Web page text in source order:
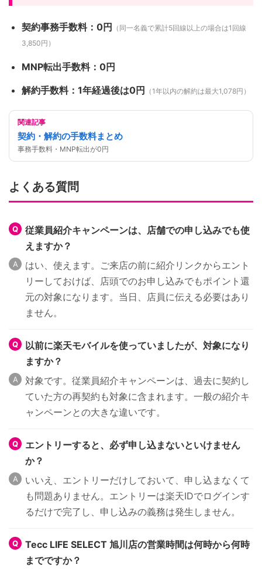
契約事務手数料：0円
（同一名義で累計5回線以上の場合は1回線
3,850円）
MNP転出手数料：0円
解約手数料：1年経過後は0円
（1年以内の解約は最大1,078円）
関連記事
契約・解約の手数料まとめ
事務手数料・MNP転出が0円
よくある質問
従業員紹介キャンペーンは、店舗での申し込みでも使
えますか？
はい、使えます。ご来店の前に紹介リンクからエント
リーしておけば、店頭でのお申し込みでもポイント還
元の対象になります。当日、店員に伝える必要はあり
ません。
以前に楽天モバイルを使っていましたが、対象になり
ますか？
対象です。従業員紹介キャンペーンは、過去に契約し
ていた方の再契約も対象に含まれます。一般の紹介キ
ャンペーンとの大きな違いです。
エントリーすると、必ず申し込まないといけません
か？
いいえ、エントリーだけしておいて、申し込まなくて
も問題ありません。エントリーは楽天IDでログインす
るだけで完了し、申し込みの義務は発生しません。
Tecc LIFE SELECT 旭川店の営業時間は何時から何時
までですか？